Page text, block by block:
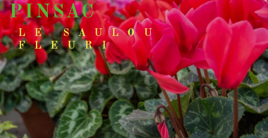
PINSAC
LE SAULOU
FLEURI